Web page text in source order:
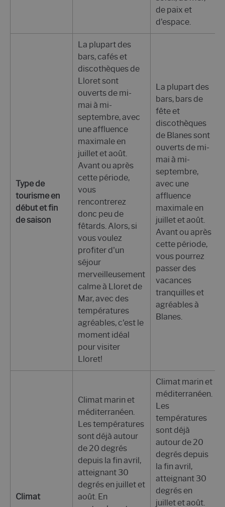
de paix et
d'espace.
Type de
tourisme en
début et fin
de saison
La plupart des
bars, cafés et
discothèques de
Lloret sont
ouverts de mi-
mai à mi-
septembre, avec
une affluence
maximale en
juillet et août.
Avant ou après
cette période,
vous
rencontrerez
donc peu de
fêtards. Alors, si
vous voulez
profiter d'un
séjour
merveilleusement
calme à Lloret de
Mar, avec des
températures
agréables, c'est le
moment idéal
pour visiter
Lloret!
La plupart des
bars, bars de
fête et
discothèques
de Blanes sont
ouverts de mi-
mai à mi-
septembre,
avec une
affluence
maximale en
juillet et août.
Avant ou après
cette période,
vous pourrez
passer des
vacances
tranquilles et
agréables à
Blanes.
Climat
Climat marin et
méditerranéen.
Les températures
sont déjà autour
de 20 degrés
depuis la fin avril,
atteignant 30
degrés en juillet et
août. En
Climat marin et
méditerranéen.
Les
températures
sont déjà
autour de 20
degrés depuis
la fin avril,
atteignant 30
degrés en
juillet et août.